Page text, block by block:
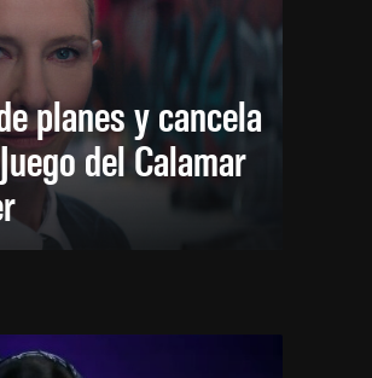
planes y cancela
del Calamar